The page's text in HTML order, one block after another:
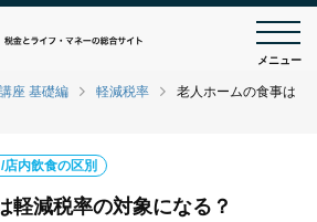
メニュー
座 基礎編 軽減税率
老人ホームの食事は
内飲食の区別
軽減税率の対象になる？